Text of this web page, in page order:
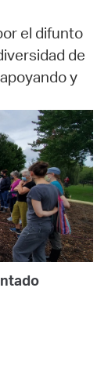
el difunto
de
y